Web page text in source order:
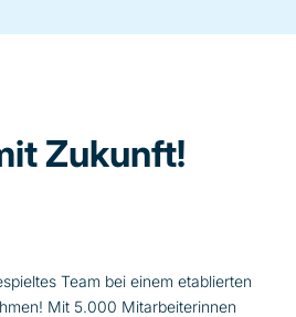
Zukunft!
Team bei einem etablierten
Mit 5.000 Mitarbeiterinnen